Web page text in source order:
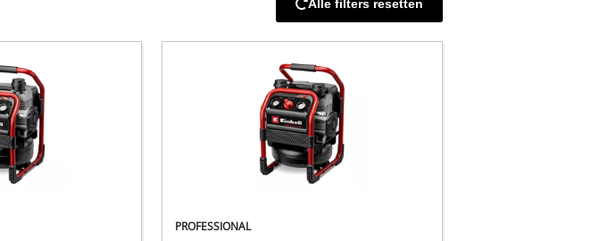
Alle filters resetten
PROFESSIONAL